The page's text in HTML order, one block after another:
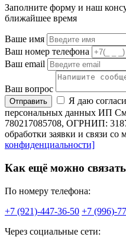
Заполните форму и наш
ближайшее время
Ваше имя
Ваш номер телефона
Ваш email
Ваш вопрос
Отправить
Я даю
персональных данных ИП
780217085708, ОГРНИП:
обработки заявки и связи со
конфиденциальности]
Как ещё можно
По номеру телефона:
+7 (921)-447-36-50 +7 (996)-
Через социальные сети: